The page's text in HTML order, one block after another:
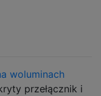
woluminach
przełącznik i